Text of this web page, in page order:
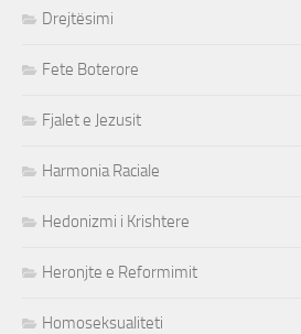
Drejtësimi
Fete Boterore
Fjalet e Jezusit
Harmonia Raciale
Hedonizmi i Krishtere
Heronjte e Reformimit
Homoseksualiteti